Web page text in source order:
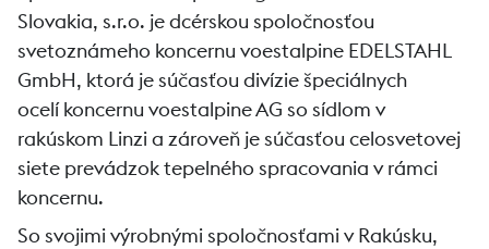
Slovakia, s.r.o. je dcérskou spoločnosťou
svetoznámeho koncernu voestalpine EDELSTAHL
GmbH, ktorá je súčasťou divízie špeciálnych
ocelí koncernu voestalpine AG so sídlom v
rakúskom Linzi a zároveň je súčasťou celosvetovej
siete prevádzok tepelného spracovania v rámci
koncernu.
So svojimi výrobnými spoločnosťami v Rakúsku,